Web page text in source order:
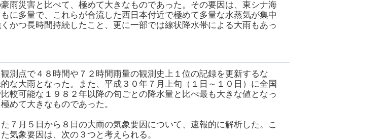
雨災害と比べて、極めて大きなものであった。その要因は、東シナ海
に多量で、これらが合流した西日本付近で極めて多量な水蒸気が集中
かつ長時間持続したこと、更に一部では線状降水帯による大雨もあっ
測点で４８時間や７２時間雨量の観測史上１位の記録を更新するな
な大雨となった。また、平成３０年７月上旬（１日～１０日）に全国
較可能な１９８２年以降の旬ごとの降水量と比べ最も大きな値となっ
めて大きなものであった。
７月５日から８日の大雨の気象要因について、速報的に解析した。こ
気象要因は、次の３つと考えられる。